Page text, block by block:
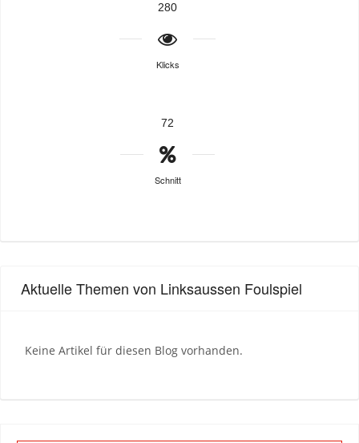
280
Klicks
72
Schnitt
Aktuelle Themen von Linksaussen Foulspiel
Keine Artikel für diesen Blog vorhanden.